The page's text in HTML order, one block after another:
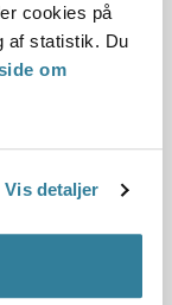
cookies på
af statistik. Du
om
Vis detaljer
22.
gældende